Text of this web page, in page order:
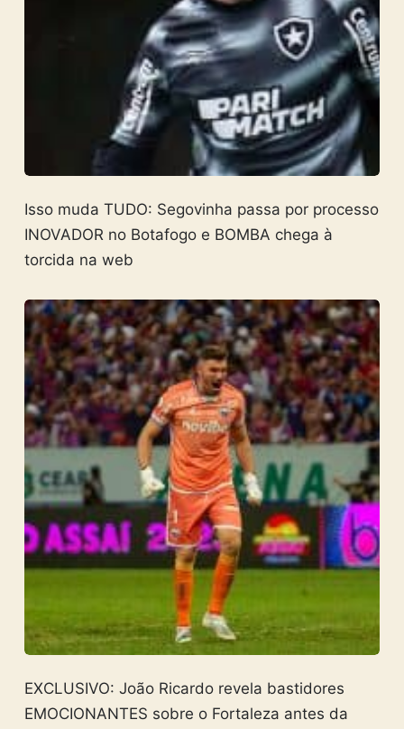
Isso muda TUDO: Segovinha passa por processo
INOVADOR no Botafogo e BOMBA chega à
torcida na web
EXCLUSIVO: João Ricardo revela bastidores
EMOCIONANTES sobre o Fortaleza antes da